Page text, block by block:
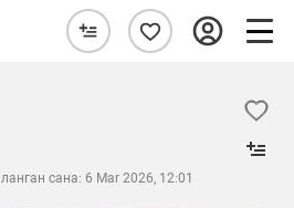
сана: 6 Mar 2026, 12:01